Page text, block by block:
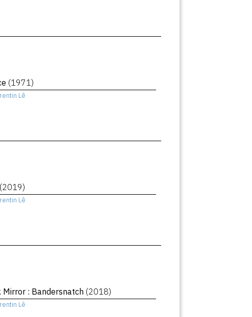
(1971)
Lê
(2019)
Lê
Mirror : Bandersnatch (2018)
Lê